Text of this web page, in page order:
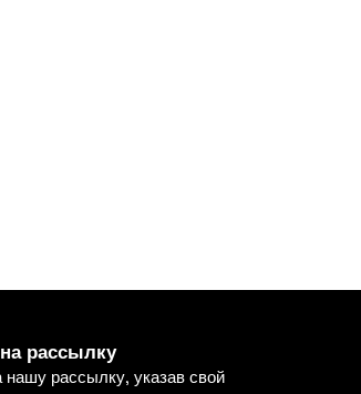
рассылку
рассылку, указав свой